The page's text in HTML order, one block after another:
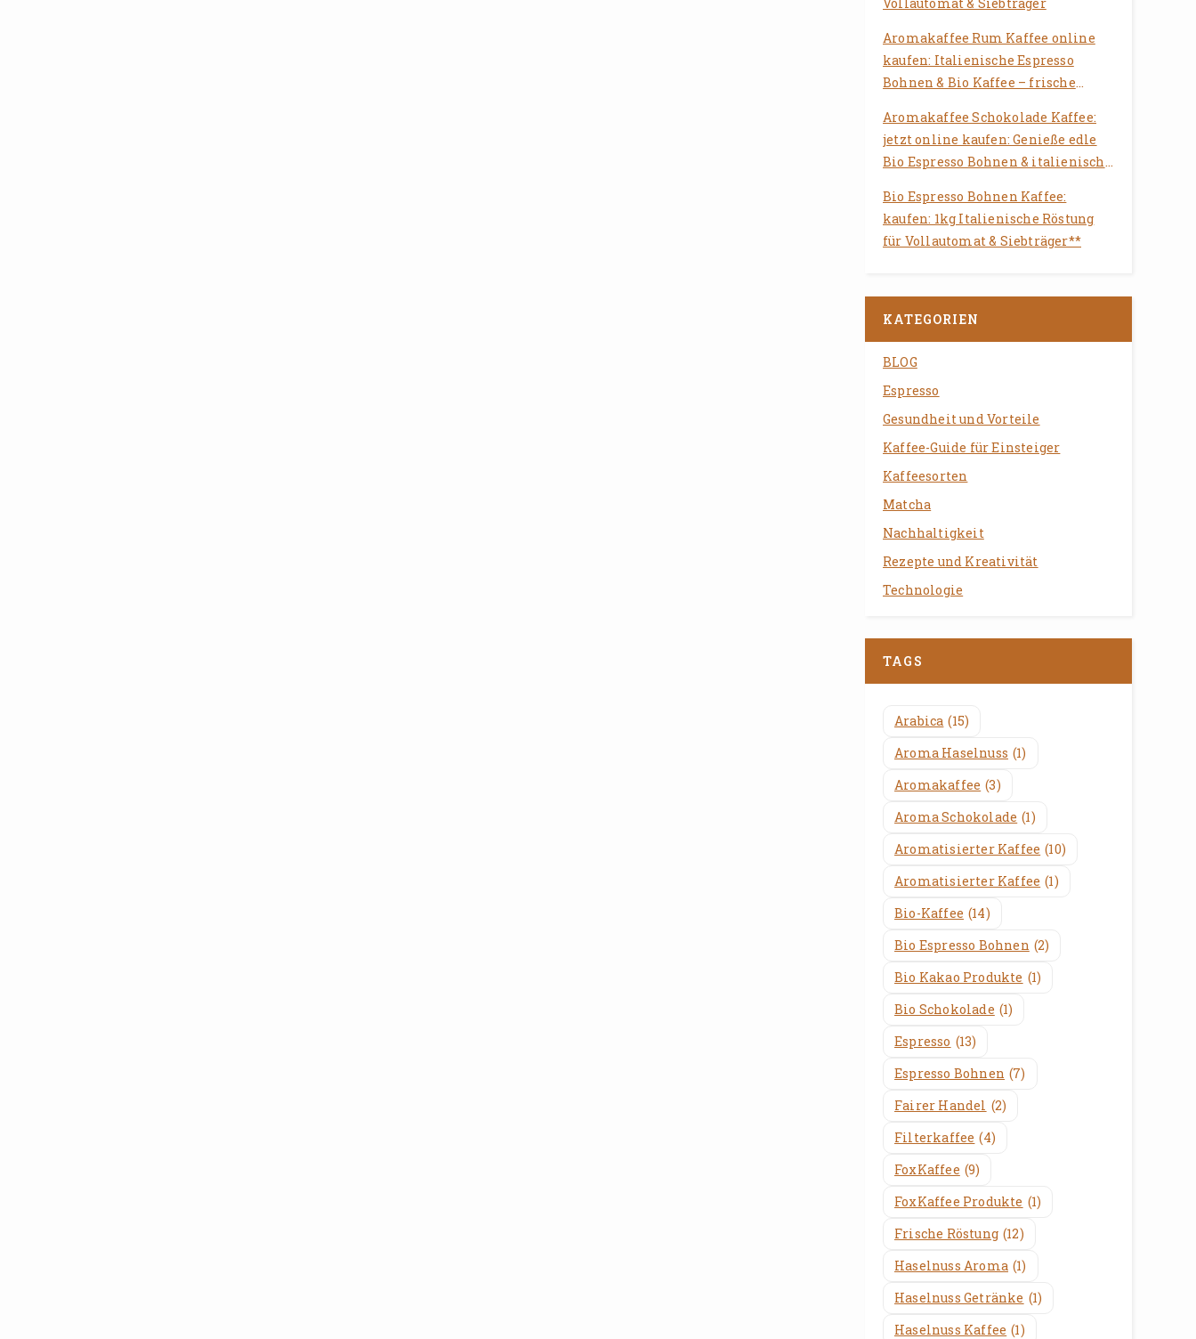
Vollautomat & Siebträger
Aromakaffee Rum Kaffee online
kaufen: Italienische Espresso
Bohnen & Bio Kaffee – frische
Siebträger
Aromakaffee Schokolade Kaffee:
jetzt online kaufen: Genieße edle
Bio Espresso Bohnen & italienische
Bio Espresso Bohnen Kaffee:
kaufen: 1kg Italienische Röstung
für Vollautomat & Siebträger**
KATEGORIEN
BLOG
Espresso
Gesundheit und Vorteile
Kaffee-Guide für Einsteiger
Kaffeesorten
Matcha
Nachhaltigkeit
Rezepte und Kreativität
Technologie
TAGS
Arabica (15)
Aroma Haselnuss (1)
Aromakaffee (3)
Aroma Schokolade (1)
Aromatisierter Kaffee (10)
Aromatisierter Kaffee (1)
Bio-Kaffee (14)
Bio Espresso Bohnen (2)
Bio Kakao Produkte (1)
Bio Schokolade (1)
Espresso (13)
Espresso Bohnen (7)
Fairer Handel (2)
Filterkaffee (4)
FoxKaffee (9)
FoxKaffee Produkte (1)
Frische Röstung (12)
Haselnuss Aroma (1)
Haselnuss Getränke (1)
Haselnuss Kaffee (1)